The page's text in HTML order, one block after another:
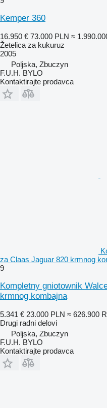
Kemper 360
16.950 € 73.000 PLN ≈
Žetelica za kukuruz
2005
Poljska, Zbuczyn
F.U.H. BYLO
Kontaktirajte prodavca
za Claas Jaguar 820 krmnog
9
Kompletny gniotownik
krmnog kombajna
5.341 € 23.000 PLN ≈ 626.900
Drugi radni delovi
Poljska, Zbuczyn
F.U.H. BYLO
Kontaktirajte prodavca